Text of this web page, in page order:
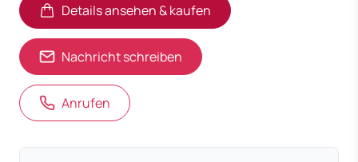
Details ansehen & kaufen
(öffnet in neuem Tab)
(öffnet in neuem Tab)
Nachricht schreiben
Anrufen